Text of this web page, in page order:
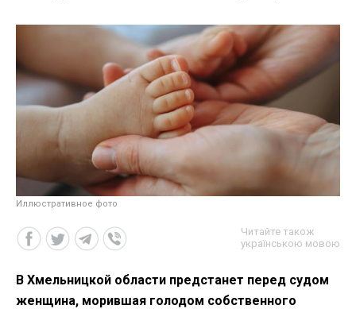
Иллюстративное фото
Читайте також
українською мовою
В Хмельницкой области предстанет перед судом
женщина, морившая голодом собственного